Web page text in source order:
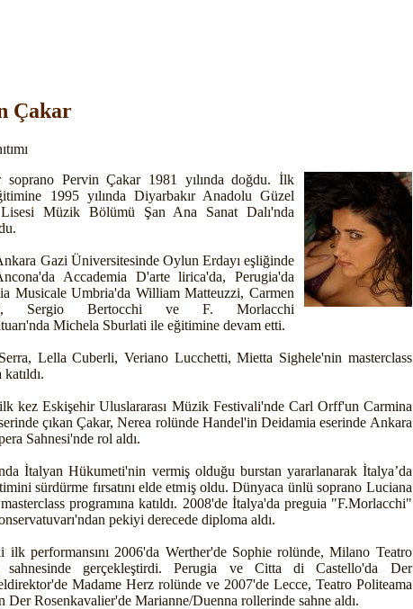
Çakar
soprano Pervin Çakar 1981 yılında doğdu. İlk
1995 yılında Diyarbakır Anadolu Güzel
Lisesi Müzik Bölümü Şan Ana Sanat Dalı'nda
Gazi Üniversitesinde Oylun Erdayı eşliğinde
Accademia D'arte lirica'da, Perugia'da
Musicale Umbria'da William Matteuzzi, Carmen
Sergio Bertocchi ve F. Morlacchi
Michela Sburlati ile eğitimine devam etti.
Lella Cuberli, Veriano Lucchetti, Mietta Sighele'nin masterclass
katıldı.
kez Eskişehir Uluslararası Müzik Festivali'nde Carl Orff'un Carmina
çıkan Çakar, Nerea rolünde Handel'in Deidamia eserinde Ankara
Sahnesi'nde rol aldı.
İtalyan Hükumeti'nin vermiş olduğu burstan yararlanarak İtalya’da
sürdürme fırsatını elde etmiş oldu. Dünyaca ünlü soprano Luciana
masterclass programına katıldı. 2008'de İtalya'da preguia "F.Morlacchi"
pekiyi derecede diploma aldı.
ilk performansını 2006'da Werther'de Sophie rolünde, Milano Teatro
sahnesinde gerçekleştirdi. Perugia ve Citta di Castello'da Der
Madame Herz rolünde ve 2007'de Lecce, Teatro Politeama
Der Rosenkavalier'de Marianne/Duenna rollerinde sahne aldı.